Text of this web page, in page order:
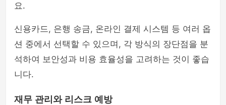
요.
신용카드, 은행 송금, 온라인 결제 시스템 등 여러 옵
션 중에서 선택할 수 있으며, 각 방식의 장단점을 분
석하여 보안성과 비용 효율성을 고려하는 것이 좋습
니다.
재무 관리와 리스크 예방